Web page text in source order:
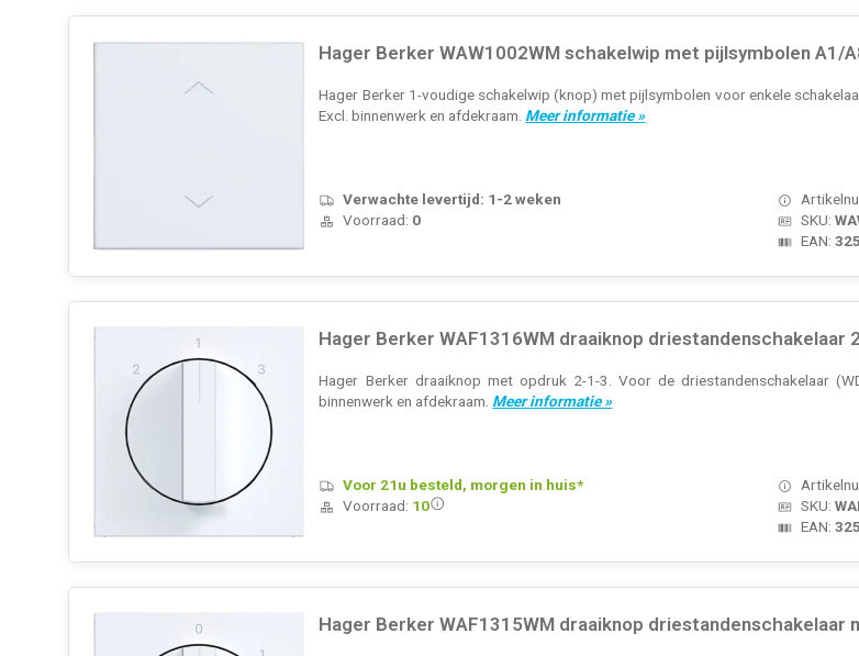
Hager Berker WAW1002WM schakelwip met pijlsymbolen A1/
Hager Berker 1-voudige schakelwip (knop) met pijlsymbolen voor enkele
Excl. binnenwerk en afdekraam. Meer informatie »
SKU:
EAN:
Verwachte levertijd: 1-2 weken
Voorraad: 0
Hager Berker WAF1316WM draaiknop
Hager Berker draaiknop met opdruk 2-1-3. Voor de driestandenschakelaar
binnenwerk en afdekraam. Meer informatie »
SKU:
EAN:
Voor 21u besteld, morgen in huis*
Voorraad: 10
Hager Berker WAF1315WM draaiknop